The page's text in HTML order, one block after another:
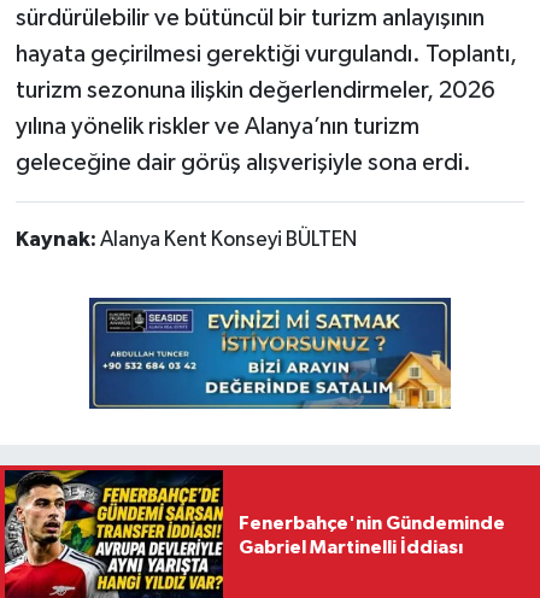
sürdürülebilir ve bütüncül bir turizm anlayışının
hayata geçirilmesi gerektiği vurgulandı. Toplantı,
turizm sezonuna ilişkin değerlendirmeler, 2026
yılına yönelik riskler ve Alanya’nın turizm
geleceğine dair görüş alışverişiyle sona erdi.
Kaynak: Alanya Kent Konseyi BÜLTEN
Fenerbahçe'nin Gündeminde
Gabriel Martinelli İddiası